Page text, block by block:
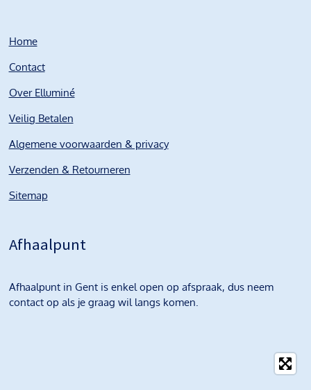
Home
Contact
Over Elluminé
Veilig Betalen
Algemene voorwaarden & privacy
Verzenden & Retourneren
Sitemap
Afhaalpunt
Afhaalpunt in Gent is enkel open op afspraak, dus neem
contact op als je graag wil langs komen.